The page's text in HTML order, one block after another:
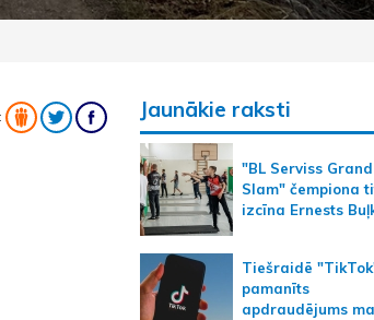
Jaunākie raksti
"BL Serviss Grand
Slam" čempiona
izcīna Ernests
Tiešraidē
pamanīts
apdraudējums